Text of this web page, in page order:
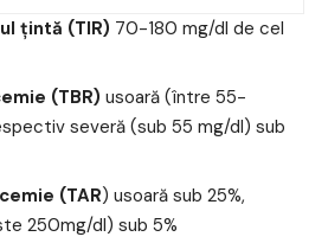
țintă (TIR) 70-180 mg/dl de cel
(TBR) usoară (între 55-
severă (sub 55 mg/dl) sub
(TAR) usoară sub 25%,
250mg/dl) sub 5%